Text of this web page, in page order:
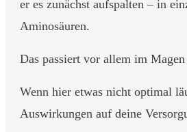
er es zunächst aufspalten – in
Aminosäuren.
Das passiert vor allem im
Wenn hier etwas nicht optimal
Auswirkungen auf deine